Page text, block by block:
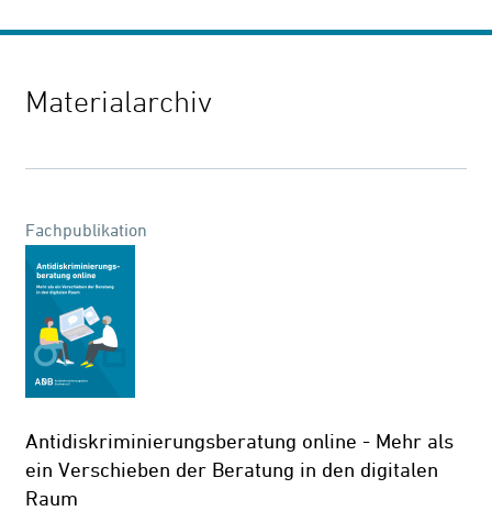
Materialarchiv
Fachpublikation
Antidiskriminierungsberatung online - Mehr als
ein Verschieben der Beratung in den digitalen
Raum